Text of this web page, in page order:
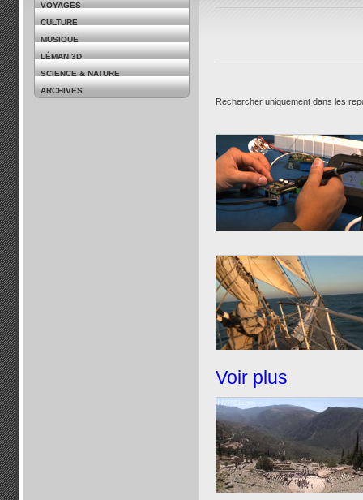
VOYAGES
CULTURE
MUSIQUE
LÉMAN 3D
SCIENCE & NATURE
ARCHIVES
Rechercher uniquement dans les
Voir plus